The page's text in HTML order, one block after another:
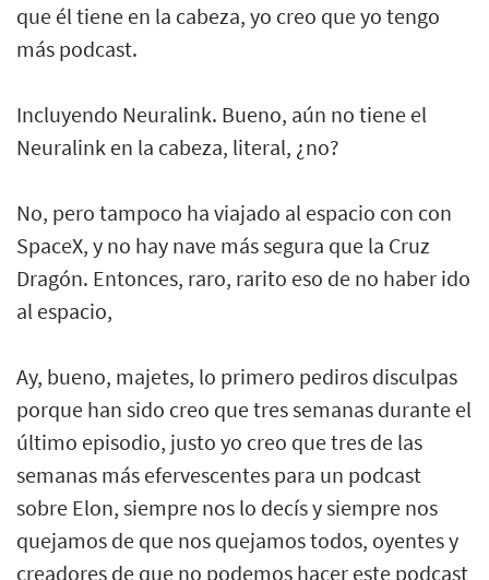
que él tiene en la cabeza, yo creo que yo tengo
más podcast.
Incluyendo Neuralink. Bueno, aún no tiene el
Neuralink en la cabeza, literal, ¿no?
No, pero tampoco ha viajado al espacio con con
SpaceX, y no hay nave más segura que la Cruz
Dragón. Entonces, raro, rarito eso de no haber ido
al espacio,
Ay, bueno, majetes, lo primero pediros disculpas
porque han sido creo que tres semanas durante el
último episodio, justo yo creo que tres de las
semanas más efervescentes para un podcast
sobre Elon, siempre nos lo decís y siempre nos
quejamos de que nos quejamos todos, oyentes y
creadores de que no podemos hacer este podcast